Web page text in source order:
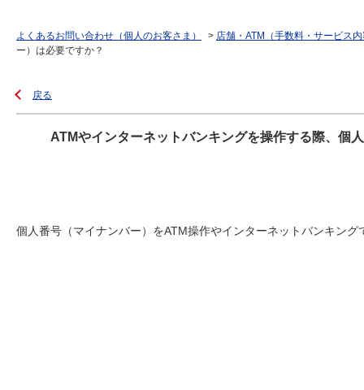
よくあるお問い合わせ（個人のお客さま） > 店舗・ATM（手数料・サービス
ー）は必要ですか？
戻る
ATMやインターネットバンキングを操作する際、個
個人番号（マイナンバー）をATM操作やインターネットバンキン